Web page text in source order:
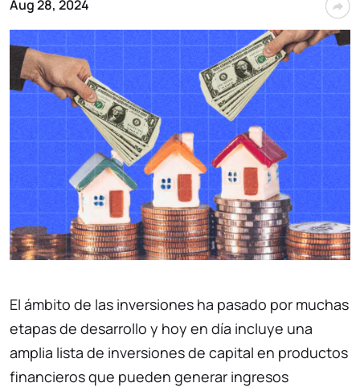
Aug 28, 2024
El ámbito de las inversiones ha pasado por muchas
etapas de desarrollo y hoy en día incluye una
amplia lista de inversiones de capital en productos
financieros que pueden generar ingresos